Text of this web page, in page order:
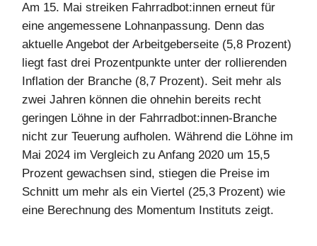
Am 15. Mai streiken Fahrradbot:innen erneut für
eine angemessene Lohnanpassung. Denn das
aktuelle Angebot der Arbeitgeberseite (5,8 Prozent)
liegt fast drei Prozentpunkte unter der rollierenden
Inflation der Branche (8,7 Prozent). Seit mehr als
zwei Jahren können die ohnehin bereits recht
geringen Löhne in der Fahrradbot:innen-Branche
nicht zur Teuerung aufholen. Während die Löhne im
Mai 2024 im Vergleich zu Anfang 2020 um 15,5
Prozent gewachsen sind, stiegen die Preise im
Schnitt um mehr als ein Viertel (25,3 Prozent) wie
eine Berechnung des Momentum Instituts zeigt.